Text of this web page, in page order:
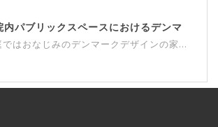
内パブリックスペースにおけるデンマ
ではおなじみのデンマークデザインの家...